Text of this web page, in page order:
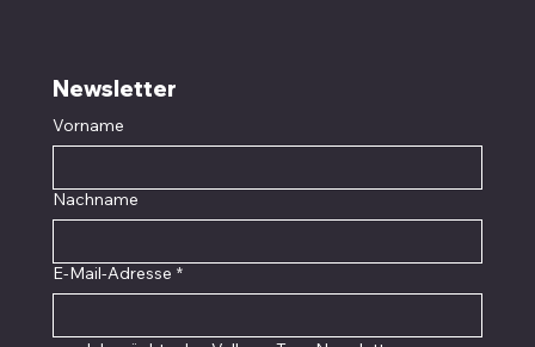
Newsletter
Vorname
Nachname
E-Mail-Adresse *